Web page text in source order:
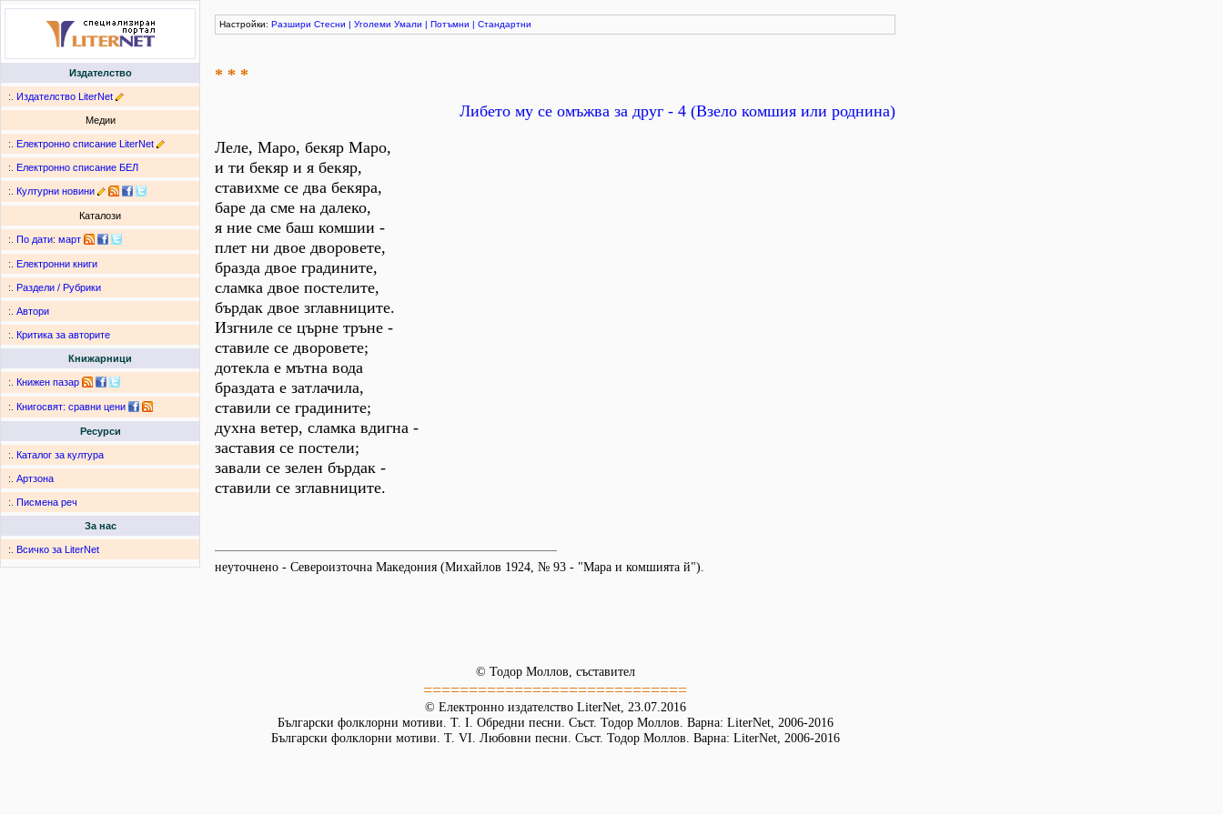
Издателство
:. Издателство LiterNet
Медии
:. Електронно списание LiterNet
:. Електронно списание БЕЛ
:. Културни новини
Каталози
:. По дати: март
:. Електронни книги
:. Раздели / Рубрики
:. Автори
:. Критика за авторите
Книжарници
:. Книжен пазар
:. Книгосвят: сравни цени
Ресурси
:. Каталог за култура
:. Артзона
:. Писмена реч
За нас
:. Всичко за LiterNet
Настройки: Разшири Стесни | Уголеми Умали | Потъмни | Стандартни
* * *
Либето му се омъжва за друг - 4 (Взело комшия или роднина)
Леле, Маро, бекяр Маро,
и ти бекяр и я бекяр,
ставихме се два бекяра,
баре да сме на далеко,
я ние сме баш комшии -
плет ни двое дворовете,
бразда двое градините,
сламка двое постелите,
бърдак двое зглавниците.
Изгниле се църне тръне -
ставиле се дворовете;
дотекла е мътна вода
браздата е затлачила,
ставили се градините;
духна ветер, сламка вдигна -
заставия се постели;
завали се зелен бърдак -
ставили се зглавниците.
неуточнено - Североизточна Македония (Михайлов 1924, № 93 - "Мара и комшията й").
© Тодор Моллов, съставител
=============================
© Електронно издателство LiterNet, 23.07.2016
Български фолклорни мотиви. Т. І. Обредни песни. Съст. Тодор Моллов. Варна: LiterNet, 2006-2016
Български фолклорни мотиви. Т. VІ. Любовни песни. Съст. Тодор Моллов. Варна: LiterNet, 2006-2016